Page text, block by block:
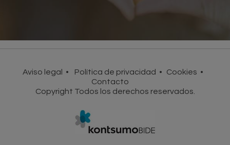
Aviso legal Política de privacidad
Cookies
Contacto
Copyright Todos los derechos reservados.